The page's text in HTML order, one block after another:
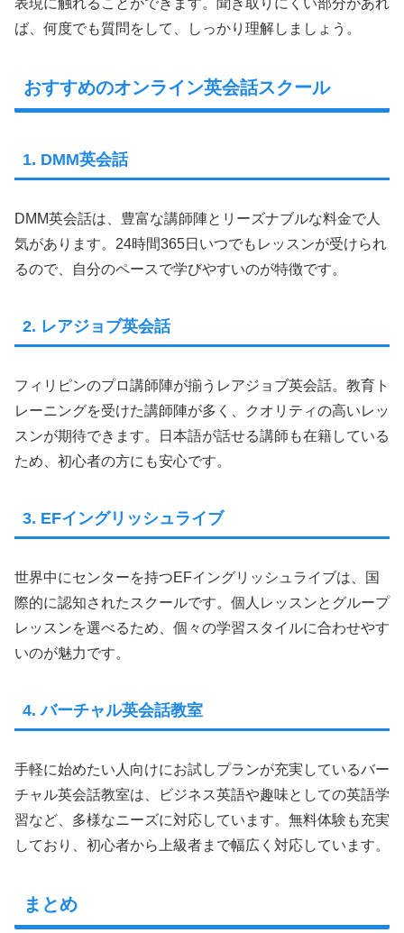
表現に触れることができます。聞き取りにくい部分があれ
ば、何度でも質問をして、しっかり理解しましょう。
おすすめのオンライン英会話スクール
1. DMM英会話
DMM英会話は、豊富な講師陣とリーズナブルな料金で人
気があります。24時間365日いつでもレッスンが受けられ
るので、自分のペースで学びやすいのが特徴です。
2. レアジョブ英会話
フィリピンのプロ講師陣が揃うレアジョブ英会話。教育ト
レーニングを受けた講師陣が多く、クオリティの高いレッ
スンが期待できます。日本語が話せる講師も在籍している
ため、初心者の方にも安心です。
3. EFイングリッシュライブ
世界中にセンターを持つEFイングリッシュライブは、国
際的に認知されたスクールです。個人レッスンとグループ
レッスンを選べるため、個々の学習スタイルに合わせやす
いのが魅力です。
4. バーチャル英会話教室
手軽に始めたい人向けにお試しプランが充実しているバー
チャル英会話教室は、ビジネス英語や趣味としての英語学
習など、多様なニーズに対応しています。無料体験も充実
しており、初心者から上級者まで幅広く対応しています。
まとめ